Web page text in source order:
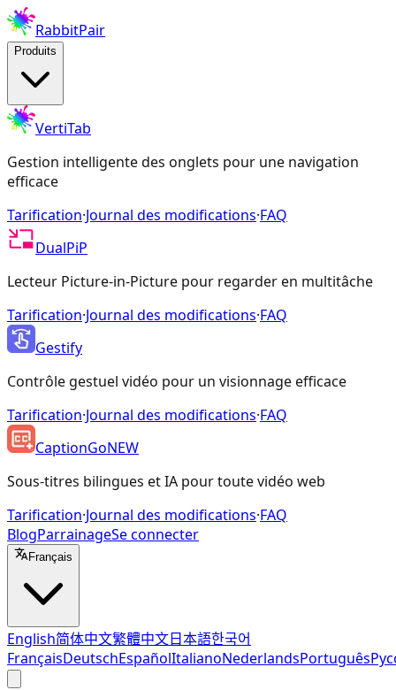
RabbitPair
Produits
VertiTab
Gestion intelligente des onglets pour une navigation
efficace
Tarification·Journal des modifications·FAQ
DualPiP
Lecteur Picture-in-Picture pour regarder en multitâche
Tarification·Journal des modifications·FAQ
Gestify
Contrôle gestuel vidéo pour un visionnage efficace
Tarification·Journal des modifications·FAQ
CaptionGoNEW
Sous-titres bilingues et IA pour toute vidéo web
Tarification·Journal des modifications·FAQ
BlogParrainageSe connecter
Français
English简体中文繁體中文日本語한국어
FrançaisDeutschEspañolItalianoNederlandsPortuguês